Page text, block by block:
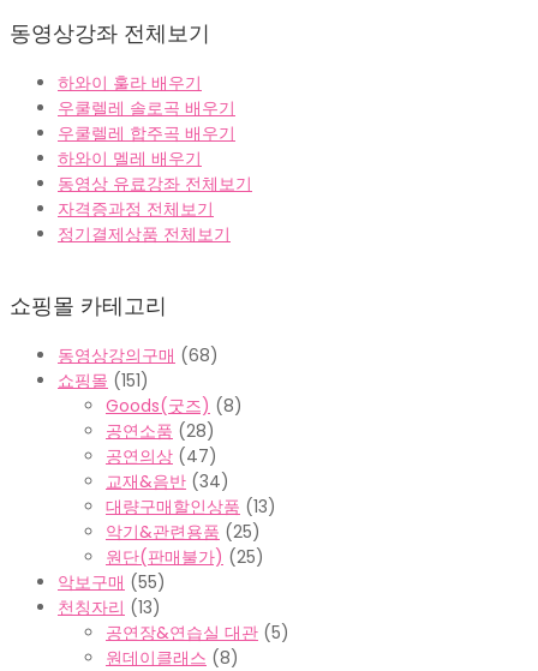
동영상강좌 전체보기
하와이 훌라 배우기
우쿨렐레 솔로곡 배우기
우쿨렐레 합주곡 배우기
하와이 멜레 배우기
동영상 유료강좌 전체보기
자격증과정 전체보기
정기결제상품 전체보기
쇼핑몰 카테고리
동영상강의구매 (68)
쇼핑몰 (151)
Goods(굿즈) (8)
공연소품 (28)
공연의상 (47)
교재&음반 (34)
대량구매할인상품 (13)
악기&관련용품 (25)
원단(판매불가) (25)
악보구매 (55)
천칭자리 (13)
공연장&연습실 대관 (5)
원데이클래스 (8)